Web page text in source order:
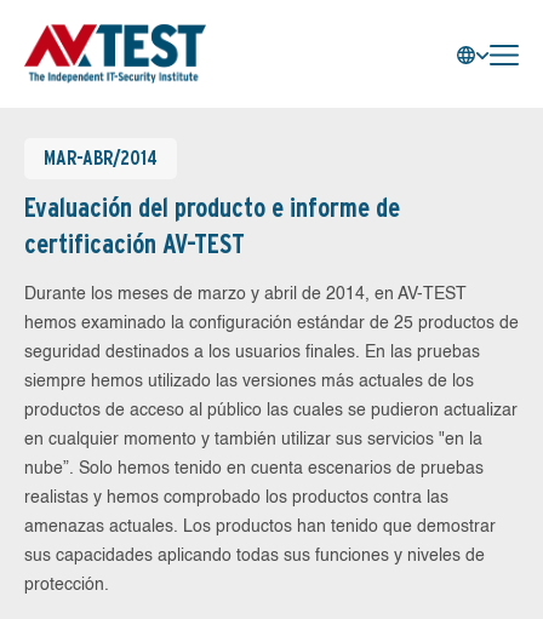
MAR-ABR/2014
Evaluación del producto e informe de
certificación AV-TEST
Durante los meses de marzo y abril de 2014, en AV-TEST
hemos examinado la configuración estándar de 25 productos de
seguridad destinados a los usuarios finales. En las pruebas
siempre hemos utilizado las versiones más actuales de los
productos de acceso al público las cuales se pudieron actualizar
en cualquier momento y también utilizar sus servicios "en la
nube”. Solo hemos tenido en cuenta escenarios de pruebas
realistas y hemos comprobado los productos contra las
amenazas actuales. Los productos han tenido que demostrar
sus capacidades aplicando todas sus funciones y niveles de
protección.